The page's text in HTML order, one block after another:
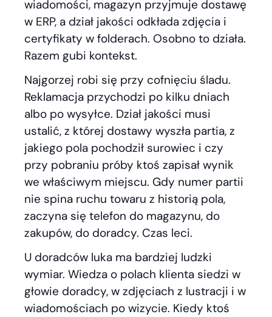
wiadomości, magazyn przyjmuje dostawę
w ERP, a dział jakości odkłada zdjęcia i
certyfikaty w folderach. Osobno to działa.
Razem gubi kontekst.
Najgorzej robi się przy cofnięciu śladu.
Reklamacja przychodzi po kilku dniach
albo po wysyłce. Dział jakości musi
ustalić, z której dostawy wyszła partia, z
jakiego pola pochodził surowiec i czy
przy pobraniu próby ktoś zapisał wynik
we właściwym miejscu. Gdy numer partii
nie spina ruchu towaru z historią pola,
zaczyna się telefon do magazynu, do
zakupów, do doradcy. Czas leci.
U doradców luka ma bardziej ludzki
wymiar. Wiedza o polach klienta siedzi w
głowie doradcy, w zdjęciach z lustracji i w
wiadomościach po wizycie. Kiedy ktoś